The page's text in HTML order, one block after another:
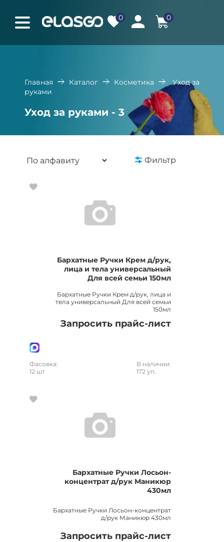
0 0
Главная Каталог Косметика
Уход за
руками
Уход за руками - 3
Фильтр
Бархатные Ручки Крем д/рук,
лица и тела универсальный
Для всей семьи 150мл
Бархатные Ручки Крем д/рук, лица и
тела универсальный Для всей семьи
150мл
Запросить прайс-лист
Фасовка:
12 шт
В наличии:
172 уп.
Бархатные Ручки Лосьон-
концентрат д/рук Маникюр
430мл
Бархатные Ручки Лосьон-концентрат
д/рук Маникюр 430мл
Запросить прайс-лист